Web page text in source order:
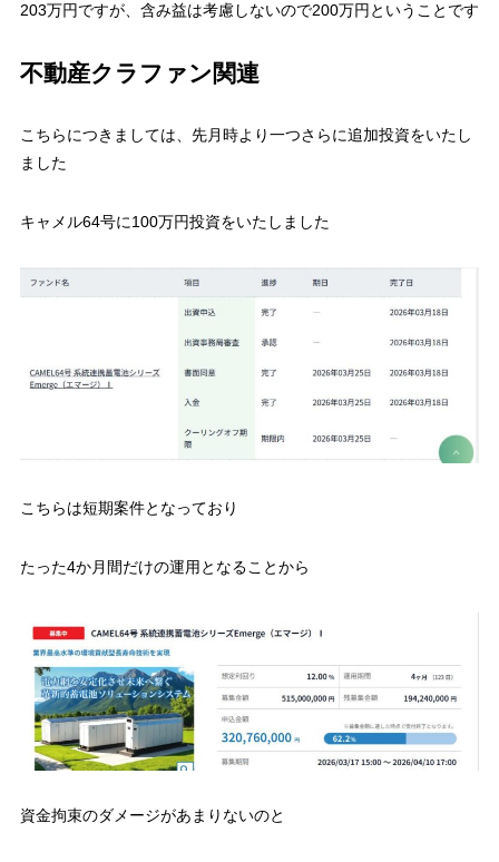
203万円ですが、含み益は考慮しないので200万円ということです
不動産クラファン関連
こちらにつきましては、先月時より一つさらに追加投資をいたし
ました
キャメル64号に100万円投資をいたしました
こちらは短期案件となっており
たった4か月間だけの運用となることから
資金拘束のダメージがあまりないのと